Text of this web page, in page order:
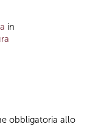
in
obbligatoria allo